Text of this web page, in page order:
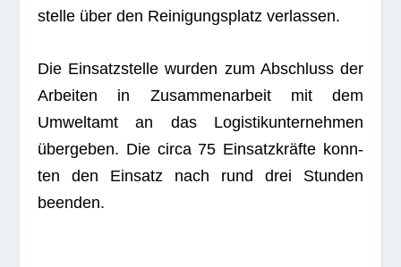
stelle über den Rei­ni­gungs­platz verlassen.
Die Ein­satz­stelle wur­den zum Abschluss der
Arbei­ten in Zusam­men­ar­beit mit dem
Umwelt­amt an das Logis­tik­un­ter­neh­men
über­ge­ben. Die circa 75 Ein­satz­kräfte konn­
ten den Ein­satz nach rund drei Stun­den
beenden.